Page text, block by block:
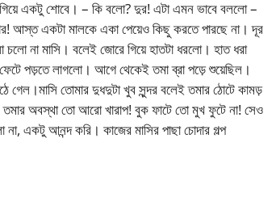
একটু শোবে। – কি বলো? দুর! এটা এমন ভাবে বললো –
আস্ত একটা মালকে একা পেয়েও কিছু করতে পারছে না। দূর
না মাসি। বলেই জোরে গিয়ে হাতটা ধরলো। হাত ধরা
পড়তে লাগলো। আগে থেকেই তমা ব্রা পড়ে শুয়েছিল।
গেল।মাসি তোমার দুধদুটা খুব সুন্দর বলেই তমার ঠোটে কামড়
অবস্থা তো আরো খারাপ! বুক ফাটে তো মুখ ফুটে না! সেও
একটু আনন্দ করি। কাজের মাসির পাছা চোদার গল্প